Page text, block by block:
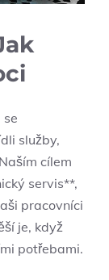
se
služby,
cílem
servis**,
pracovníci
je, když
potřebami.